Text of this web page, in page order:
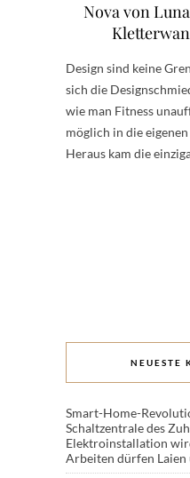
Nova von
Design sind keine
sich die
wie man Fitness
möglich in die
Heraus kam die
NEUESTE
Smart-Home-
Schaltzentrale des
Elektroinstallation
Arbeiten dürfen Laien